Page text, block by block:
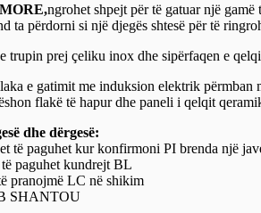
ngrohet shpejt për të gatuar një
ta përdorni si një djegës shtesë për të
trupin prej çeliku inox dhe sipërfaqen e
e gatimit me induksion elektrik përmban
flakë të hapur dhe paneli i qelqit
dhe dërgesë:
të paguhet kur konfirmoni PI brenda një
paguhet kundrejt BL
pranojmë LC në shikim
SHANTOU